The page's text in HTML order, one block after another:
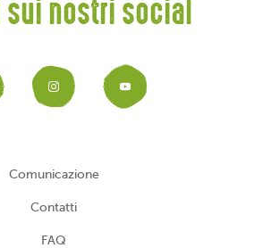
sui nostri social
Instagram
Comunicazione
Contatti
FAQ